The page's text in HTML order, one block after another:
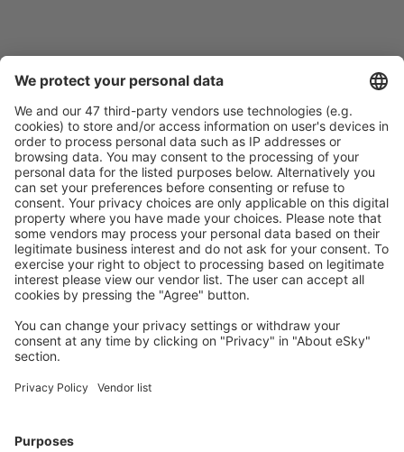
Caută rapid şi uşor
Ofertă adaptată aşteptărilor tale.
Planifică ȋn siguranţă
Rezervare fără griji cu opțiune gratuită de anulare.
Economiseşte mai mult
Prețuri atractive și oferte speciale pentru utilizatorii
conectați.
Alege din peste 1,3 mil. de opţiuni: hoteluri, cabane,
apartamente și altele.